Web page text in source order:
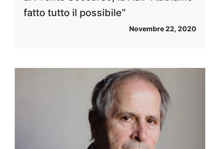
fatto tutto il possibile”
Novembre 22, 2020